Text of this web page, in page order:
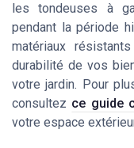
les tondeuses à
pendant la période
matériaux
durabilité de vos
votre jardin. Pour
consultez ce guide
votre espace